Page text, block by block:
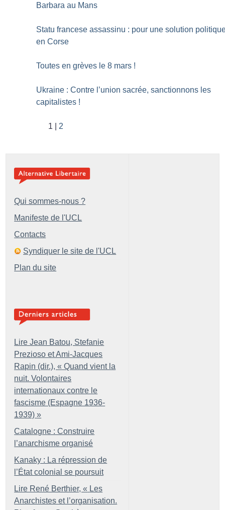
Barbara au Mans
Statu francese assassinu : pour une solution
en Corse
Toutes en grèves le 8 mars !
Ukraine : Contre l’union sacrée, sanctionnons les
capitalistes !
1 2
Qui sommes-nous ?
Manifeste de l'UCL
Contacts
Syndiquer le site de l'UCL
Plan du site
Lire Jean Batou, Stefanie
Prezioso et Ami-Jacques
Rapin (dir.), « Quand vient la
nuit. Volontaires
internationaux contre le
fascisme (Espagne 1936-
1939) »
Catalogne : Construire
l’anarchisme organisé
Kanaky : La répression de
l’État colonial se poursuit
Lire René Berthier, « Les
Anarchistes et l’organisation.